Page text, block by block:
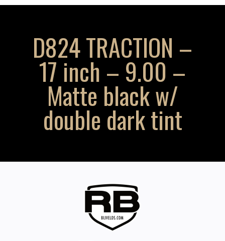
D824 TRACTION –
17 inch – 9.00 –
Matte black w/
double dark tint